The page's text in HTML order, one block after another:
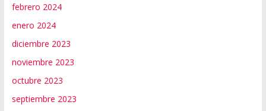
febrero 2024
enero 2024
diciembre 2023
noviembre 2023
octubre 2023
septiembre 2023